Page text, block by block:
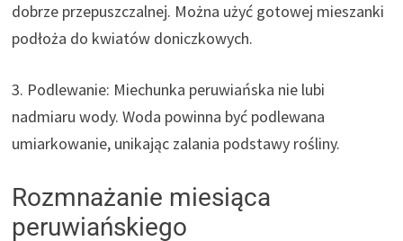
dobrze przepuszczalnej. Można użyć gotowej mieszanki
podłoża do kwiatów doniczkowych.
3. Podlewanie: Miechunka peruwiańska nie lubi
nadmiaru wody. Woda powinna być podlewana
umiarkowanie, unikając zalania podstawy rośliny.
Rozmnażanie miesiąca
peruwiańskiego